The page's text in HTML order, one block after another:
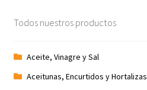
Todos nuestros productos
Aceite, Vinagre y Sal
Aceitunas, Encurtidos y Hortalizas